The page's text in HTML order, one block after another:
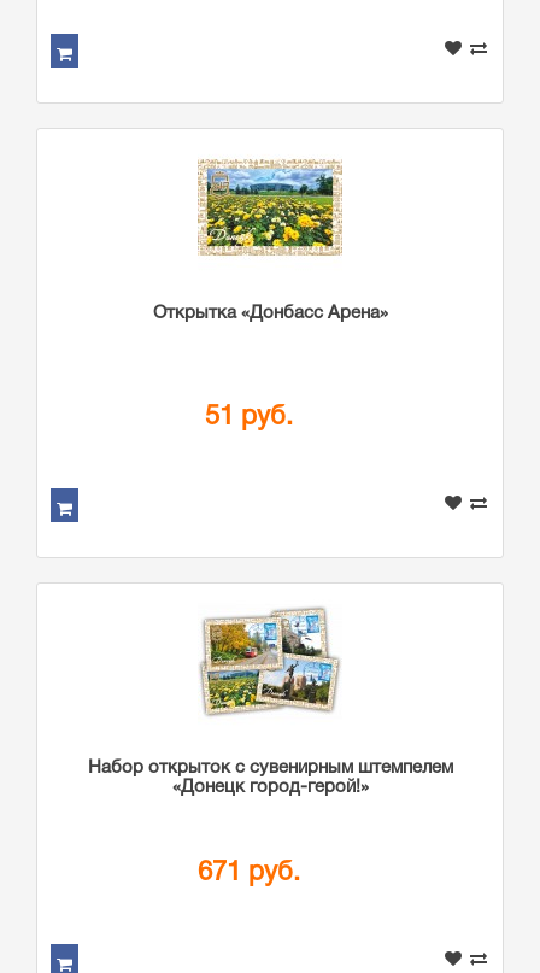
Открытка «Донбасс Арена»
51 руб.
Набор открыток с сувенирным штемпелем
«Донецк город-герой!»
671 руб.